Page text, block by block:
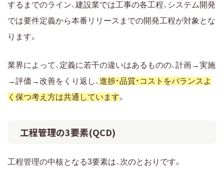
工程管理表には何を記載しますか
工程管理はExcelだけでできますか
まとめ：工程管理を理解して自社に合った進め方とツ
するまでのライン、建設業では工事の各工程、システム開発
では要件定義から本番リリースまでの開発工程が対象とな
ります。
業界によって、定義に若干の違いはあるものの、計画→実施
→評価→改善をくり返し、 進捗・品質・コストをバランスよ
く保つ考え方は共通しています。
工程管理の3要素(QCD)
工程管理の中核となる3要素は、次のとおりです。